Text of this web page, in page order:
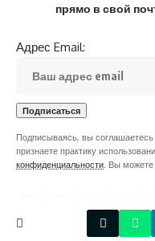
прямо в свой
Адрес Email:
Подписываясь, вы
признаете практику
конфиденциальности . Вы